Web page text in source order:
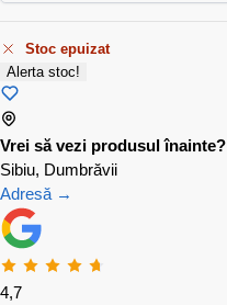
Stoc epuizat
Alerta stoc!
Vrei să vezi produsul înainte?
Sibiu, Dumbrăvii
Adresă →
4,7